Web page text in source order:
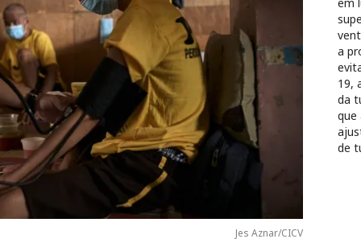
Jes Aznar/CICV
a
19,
da
que
de